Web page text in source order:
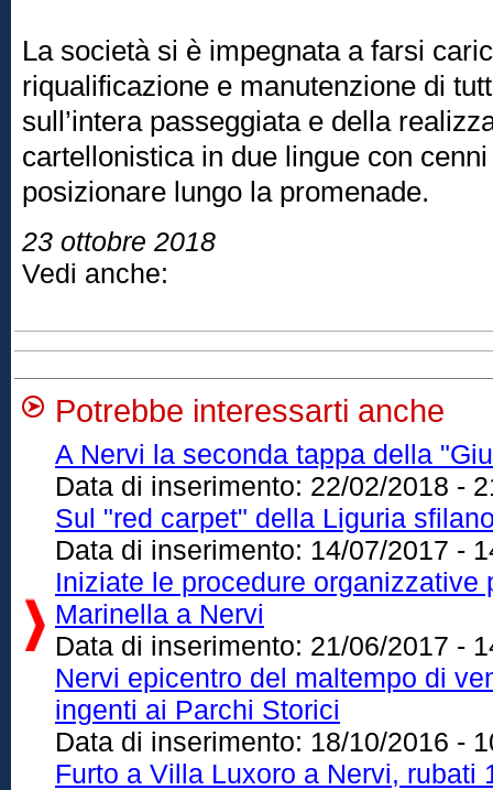
La società si è impegnata a farsi
riqualificazione e manutenzione di
sull’intera passeggiata e della
cartellonistica in due lingue con
posizionare lungo la promenade.
23 ottobre 2018
Vedi anche:
Potrebbe interessarti anche
A Nervi la seconda tappa della
Data di inserimento: 22/02/2018 -
Sul "red carpet" della Liguria
Data di inserimento: 14/07/2017 -
Iniziate le procedure organizzative
Marinella a Nervi
Data di inserimento: 21/06/2017 -
Nervi epicentro del maltempo di
ingenti ai Parchi Storici
Data di inserimento: 18/10/2016 -
Furto a Villa Luxoro a Nervi, rubati